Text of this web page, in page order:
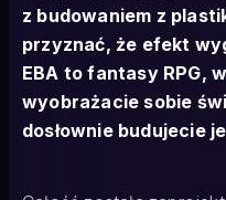
z budowaniem z
przyznać, że efekt
EBA to fantasy RPG,
wyobrażacie sobie
dosłownie budujecie